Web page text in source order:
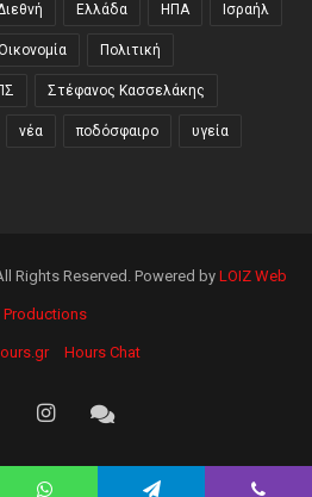
Ελλάδα ΗΠΑ Ισραήλ
Πολιτική
Στέφανος Κασσελάκης
νέα ποδόσφαιρο υγεία
Rights Reserved. Powered by LOIZ Web
Productions
Hours Chat
FacebookInstagramHours
Chat